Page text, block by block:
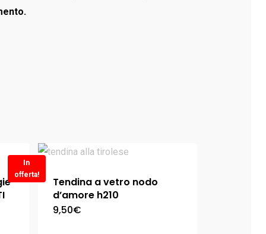
In
offerta!
Tendina a vetro nodo
d’amore h210
9,50€